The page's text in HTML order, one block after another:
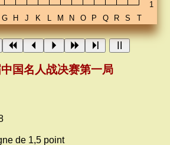
国名人战决赛第一局
de 1,5 point